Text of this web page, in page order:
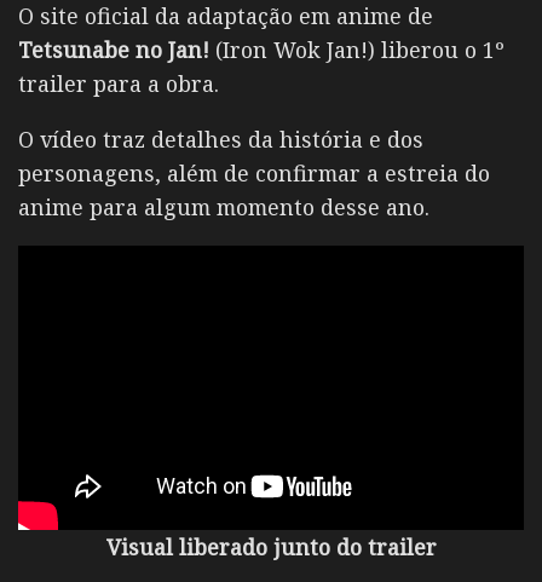
O site oficial da adaptação em anime de
Tetsunabe no Jan! (Iron Wok Jan!) liberou o 1º
trailer para a obra.
O vídeo traz detalhes da história e dos
personagens, além de confirmar a estreia do
anime para algum momento desse ano.
Visual liberado junto do trailer